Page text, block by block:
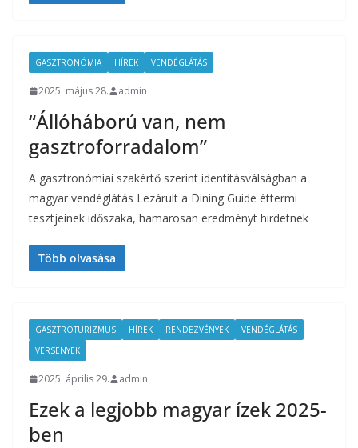
GASZTRONÓMIA HÍREK VENDÉGLÁTÁS
2025. május 28. admin
“Állóháború van, nem
gasztroforradalom”
A gasztronómiai szakértő szerint identitásválságban a
magyar vendéglátás Lezárult a Dining Guide éttermi
tesztjeinek időszaka, hamarosan eredményt hirdetnek
Több olvasása
GASZTROTURIZMUS HÍREK RENDEZVÉNYEK
VENDÉGLÁTÁS
VERSENYEK
2025. április 29. admin
Ezek a legjobb magyar ízek 2025-
ben